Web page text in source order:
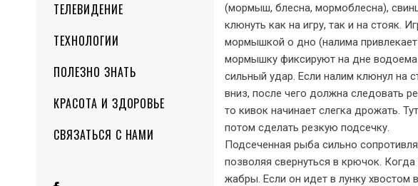
ТЕЛЕВИДЕНИЕ
ТЕХНОЛОГИИ
ПОЛЕЗНО ЗНАТЬ
КРАСОТА И ЗДОРОВЬЕ
СВЯЗАТЬСЯ С НАМИ
(мормыш, блесна, мормоблесна),
клюнуть как на игру, так и на стояк.
мормышкой о дно (налима
мормышку фиксируют на дне
сильный удар. Если налим клюнул на
вниз, после чего должна следовать
то кивок начинает слегка дрожать.
потом сделать резкую подсечку.
Подсеченная рыба сильно
позволяя свернуться в крючок. Когда
жабры. Если он идет в лунку хвостом